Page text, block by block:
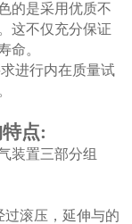
的是采用优质不
这不仅充分保证
命。
进行内在质量试
点:
装置三部分组
过滚压，延伸与的